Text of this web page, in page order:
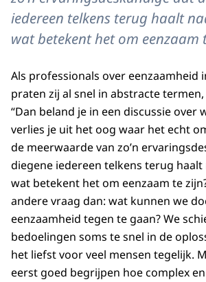
iedereen telkens terug haalt
wat betekent het om eenzaam
Als professionals over eenzaamheid
praten zij al snel in abstracte
“Dan beland je in een discussie over
verlies je uit het oog waar het echt
de meerwaarde van zo’n
diegene iedereen telkens terug haalt
wat betekent het om eenzaam te
andere vraag dan: wat kunnen we
eenzaamheid tegen te gaan? We
bedoelingen soms te snel in de
het liefst voor veel mensen tegelijk.
eerst goed begrijpen hoe complex